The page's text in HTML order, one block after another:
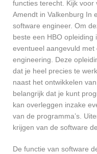
functies terecht. Kijk voor
Amendt in Valkenburg In
software engineer. Om
beste een HBO opleiding
eventueel aangevuld
engineering. Deze
dat je heel precies te
naast het ontwikkelen
belangrijk dat je kunt
kan overleggen inzake
van de programma’s.
krijgen van de software
De functie van software